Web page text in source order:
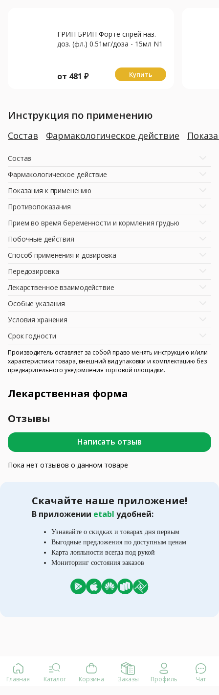
ГРИН БРИН Форте спрей наз.
доз. (фл.) 0.51мг/доза - 15мл N1
от 481 ₽ Купить
Инструкция по применению
Состав Фармакологическое действие
Состав
Фармакологическое действие
Показания к применению
Противопоказания
Прием во время беременности и кормления грудью
Побочные действия
Способ применения и дозировка
Передозировка
Лекарственное взаимодействие
Особые указания
Условия хранения
Срок годности
Производитель оставляет за собой право менять инструкцию и/или
характеристики товара, внешний вид упаковки и комплектацию без
предварительного уведомления торговой площадки.
Лекарственная форма
Отзывы
Написать отзыв
Пока нет отзывов о данном товаре
Скачайте наше приложение!
В приложении etabl удобней:
Узнавайте о скидках и товарах дня первым
Выгодные предложения по доступным ценам
Карта лояльности всегда под рукой
Мониторинг состояния заказов
Главная Каталог Корзина Заказы Профиль Чат